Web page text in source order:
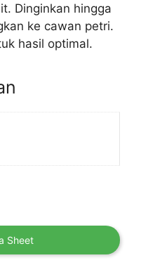
Dinginkan hingga
ke cawan petri.
hasil optimal.
Sheet